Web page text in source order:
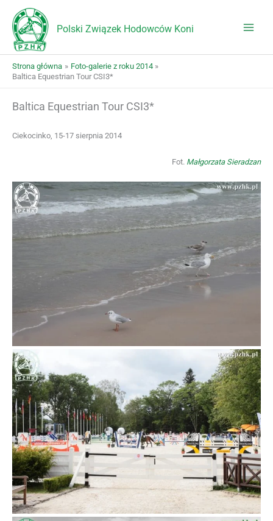
treści
Polski Związek Hodowców Koni
Strona główna
Foto-galerie z roku 2014
Baltica Equestrian Tour CSI3*
Baltica Equestrian Tour CSI3*
Ciekocinko, 15-17 sierpnia 2014
Fot. Małgorzata Sieradzan